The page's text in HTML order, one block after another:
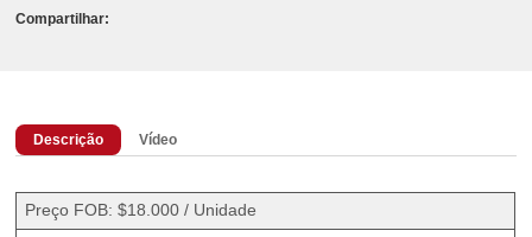
Compartilhar:
Descrição Vídeo
Preço FOB: $18.000 / Unidade